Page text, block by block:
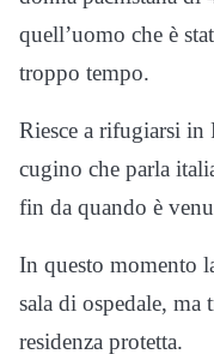
quell’uomo che è
troppo tempo.
Riesce a rifugiarsi in
cugino che parla
fin da quando è
In questo momento
sala di ospedale, ma
residenza protetta.